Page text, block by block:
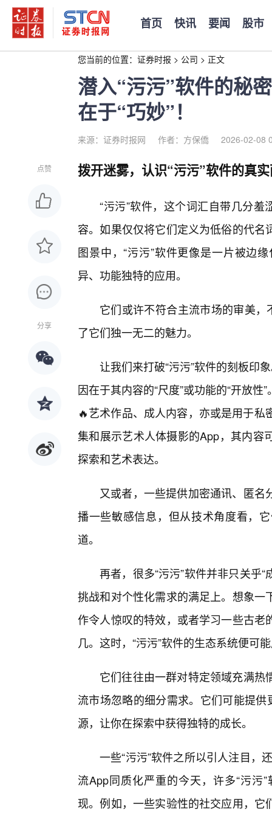
首页 快讯 要闻 股市
您当前的位置： 证券时报 > 公司 > 正文
潜入“污污”软件的秘
在于“巧妙”！
来源：证券时报网 作者：方保僑 2026-02-08
点赞
分享
拨开迷雾，认识“污污”软件的真
“污污”软件，这个词汇自带几分
容。如果仅仅将它们定义为低俗的代
图景中，“污污”软件更像是一片被边
异、功能独特的应用。
它们或许不符合主流市场的审美，
了它们独一无二的魅力。
让我们来打破“污污”软件的刻板印
因在于其内容的“尺度”或功能的“开放
🔥艺术作品、成人内容，亦或是用于
集和展示艺术人体摄影的App，其内容
探索和艺术表达。
又或者，一些提供加密通讯、匿
播一些敏感信息，但从技术角度看，
道。
再者，很多“污污”软件并非只关乎
挑战和对个性化需求的满足上。想象
作令人惊叹的特效，或者学习一些古
几。这时，“污污”软件的生态系统便可
它们往往由一群对特定领域充满
流市场忽略的细分需求。它们可能提
源，让你在探索中获得独特的成长。
一些“污污”软件之所以引人注目，
流App同质化严重的今天，许多“污污
现。例如，一些实验性的社交应用，